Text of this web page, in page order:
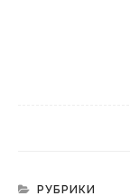
РУБРИКИ